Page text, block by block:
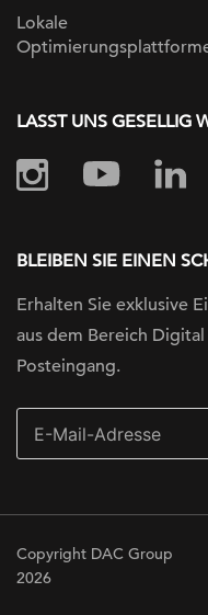
Lokale
LASST UNS GESELLIG
BLEIBEN SIE EINEN
Erhalten Sie exklusive
aus dem Bereich Digital
Posteingang.
Copyright DAC Group
2026